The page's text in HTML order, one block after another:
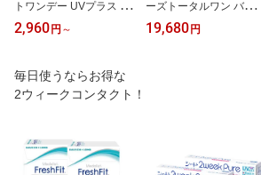
トワンデー UVプラス (1
箱30枚) コンタクトレン
ズ ワンデー wet1day UV
送 まとめ買い 送料無料
2,960 円 ～
ーズトータルワン バリュ
ーパック 2箱セット (1箱
90枚) アルコン コンタク
19,680 円
毎日使うならお得な
2ウィークコンタクト！